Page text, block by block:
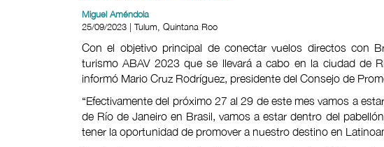
Miguel Améndola
25/09/2023 | Tulum, Quintana Roo
Con el objetivo principal de conectar vuelos directos con
turismo ABAV 2023 que se llevará a cabo en la ciudad de
informó Mario Cruz Rodríguez, presidente del Consejo de
“Efectivamente del próximo 27 al 29 de este mes vamos a
de Río de Janeiro en Brasil, vamos a estar dentro del
tener la oportunidad de promover a nuestro destino en